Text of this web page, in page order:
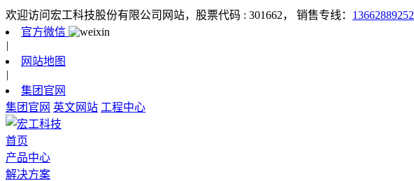
欢迎访问宏工科技股份有限公司网站，股票代码 : 301662， 销售专线： 13662889252
官方微信
|
网站地图
|
集团官网
集团官网 英文网站 工程中心
首页
产品中心
解决方案